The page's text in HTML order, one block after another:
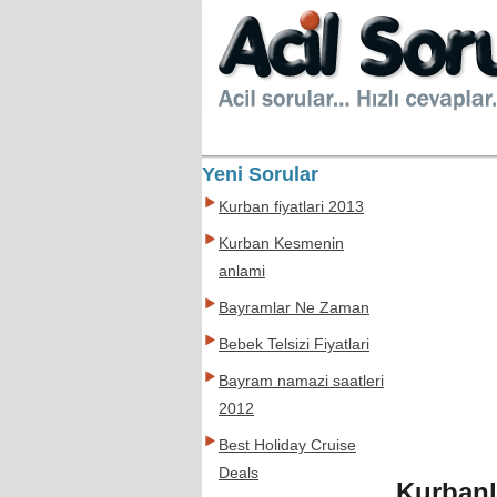
Yeni Sorular
Kurban fiyatlari 2013
Kurban Kesmenin
anlami
Bayramlar Ne Zaman
Bebek Telsizi Fiyatlari
Bayram namazi saatleri
2012
Best Holiday Cruise
Deals